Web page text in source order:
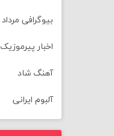
بیوگرافی مرداد
اخبار پیرموزیک
آهنگ شاد
آلبوم ایرانی